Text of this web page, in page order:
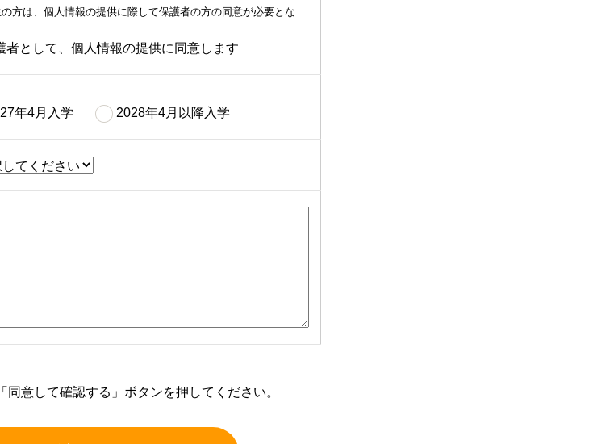
方は、個人情報の提供に際して保護者の方の同意が必要とな
者として、個人情報の提供に同意します
年4月入学 2028年4月以降入学
同意して確認する」ボタンを押してください。